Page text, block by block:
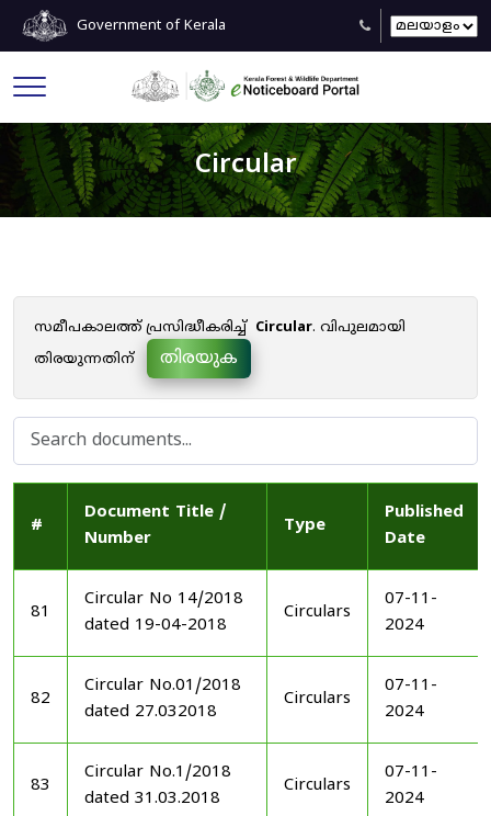
Government of Kerala
Circular
സമീപകാലത്ത് പ്രസിദ്ധീകരിച്ച് Circular. വിപുലമായി
തിരയുന്നതിന്
തിരയുക
#
Document Title /
Number
Type
Published
Date
81
Circular No 14/2018
dated 19-04-2018
Circulars
07-11-
2024
82
Circular No.01/2018
dated 27.032018
Circulars
07-11-
2024
83
Circular No.1/2018
dated 31.03.2018
Circulars
07-11-
2024